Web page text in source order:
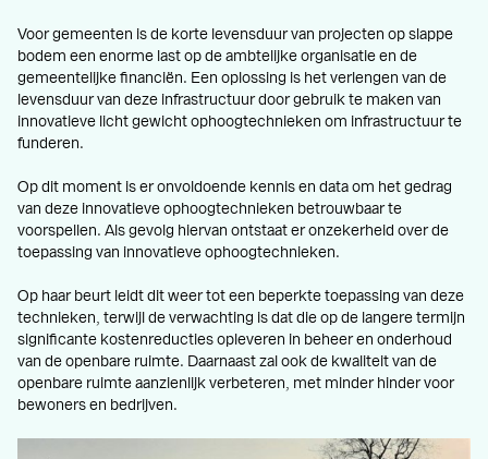
Voor gemeenten is de korte levensduur van projecten op slappe
bodem een enorme last op de ambtelijke organisatie en de
gemeentelijke financiën. Een oplossing is het verlengen van de
levensduur van deze infrastructuur door gebruik te maken van
innovatieve licht gewicht ophoogtechnieken om infrastructuur te
funderen.
Op dit moment is er onvoldoende kennis en data om het gedrag
van deze innovatieve ophoogtechnieken betrouwbaar te
voorspellen. Als gevolg hiervan ontstaat er onzekerheid over de
toepassing van innovatieve ophoogtechnieken.
Op haar beurt leidt dit weer tot een beperkte toepassing van deze
technieken, terwijl de verwachting is dat die op de langere termijn
significante kostenreducties opleveren in beheer en onderhoud
van de openbare ruimte. Daarnaast zal ook de kwaliteit van de
openbare ruimte aanzienlijk verbeteren, met minder hinder voor
bewoners en bedrijven.